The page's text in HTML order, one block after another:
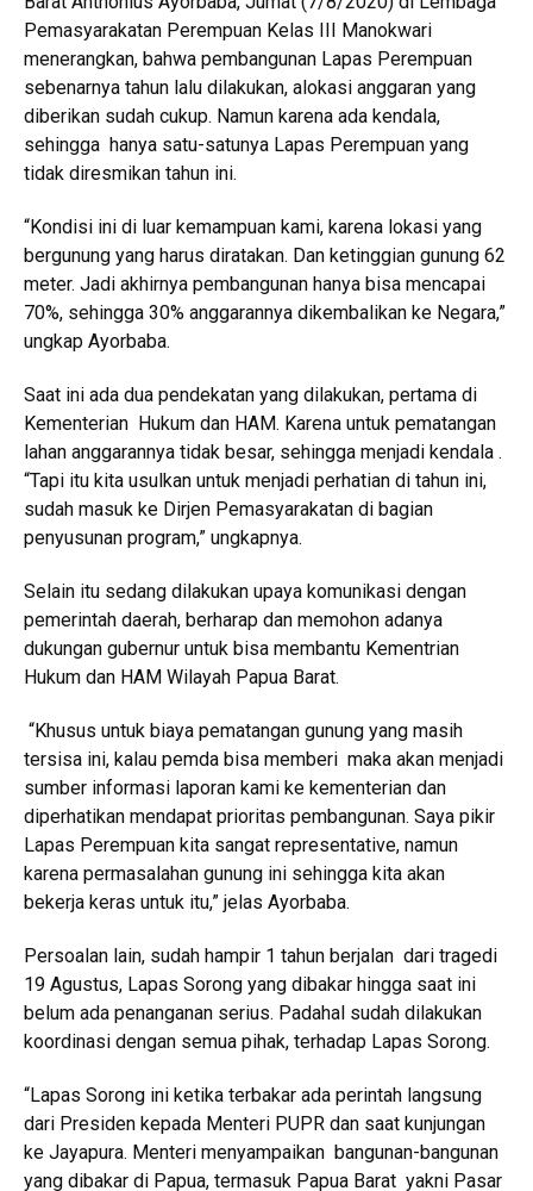
Pemasyarakatan Perempuan Kelas III Manokwari
menerangkan, bahwa pembangunan Lapas Perempuan
sebenarnya tahun lalu dilakukan, alokasi anggaran yang
diberikan sudah cukup. Namun karena ada kendala,
sehingga hanya satu-satunya Lapas Perempuan yang
tidak diresmikan tahun ini.
“Kondisi ini di luar kemampuan kami, karena lokasi yang
bergunung yang harus diratakan. Dan ketinggian gunung 62
meter. Jadi akhirnya pembangunan hanya bisa mencapai
70%, sehingga 30% anggarannya dikembalikan ke Negara,”
ungkap Ayorbaba.
Saat ini ada dua pendekatan yang dilakukan, pertama di
Kementerian Hukum dan HAM. Karena untuk pematangan
lahan anggarannya tidak besar, sehingga menjadi kendala .
“Tapi itu kita usulkan untuk menjadi perhatian di tahun ini,
sudah masuk ke Dirjen Pemasyarakatan di bagian
penyusunan program,” ungkapnya.
Selain itu sedang dilakukan upaya komunikasi dengan
pemerintah daerah, berharap dan memohon adanya
dukungan gubernur untuk bisa membantu Kementrian
Hukum dan HAM Wilayah Papua Barat.
“Khusus untuk biaya pematangan gunung yang masih
tersisa ini, kalau pemda bisa memberi maka akan menjadi
sumber informasi laporan kami ke kementerian dan
diperhatikan mendapat prioritas pembangunan. Saya pikir
Lapas Perempuan kita sangat representative, namun
karena permasalahan gunung ini sehingga kita akan
bekerja keras untuk itu,” jelas Ayorbaba.
Persoalan lain, sudah hampir 1 tahun berjalan dari tragedi
19 Agustus, Lapas Sorong yang dibakar hingga saat ini
belum ada penanganan serius. Padahal sudah dilakukan
koordinasi dengan semua pihak, terhadap Lapas Sorong.
“Lapas Sorong ini ketika terbakar ada perintah langsung
dari Presiden kepada Menteri PUPR dan saat kunjungan
ke Jayapura. Menteri menyampaikan bangunan-bangunan
yang dibakar di Papua, termasuk Papua Barat yakni Pasar